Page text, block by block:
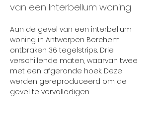
van een Interbellum woning
Aan de gevel van een interbellum
woning in Antwerpen Berchem
ontbraken 36 tegelstrips. Drie
verschillende maten, waarvan twee
met een afgeronde hoek. Deze
werden gereproduceerd om de
gevel te vervolledigen.